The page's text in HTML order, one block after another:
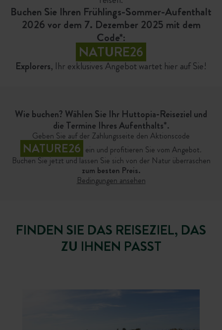
Buchen Sie Ihren Frühlings-Sommer-Aufenthalt
2026 vor dem 7. Dezember 2025 mit dem
Code*:
NATURE26
Explorers, Ihr exklusives Angebot wartet hier auf Sie!
Wie buchen? Wählen Sie Ihr Huttopia-Reiseziel und
die Termine Ihres Aufenthalts*.
Geben Sie auf der Zahlungsseite den Aktionscode
NATURE26 ein und profitieren Sie vom Angebot.
Buchen Sie jetzt und lassen Sie sich von der Natur überraschen
zum besten Preis.
Bedingungen ansehen
FINDEN SIE DAS REISEZIEL, DAS
ZU IHNEN PASST